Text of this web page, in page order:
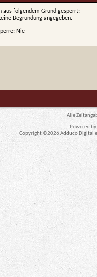
aus folgendem Grund gesperrt:
Begründung angegeben.
Nie
Alle
Powered by
Copyright ©2026 Adduco Digital